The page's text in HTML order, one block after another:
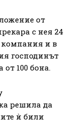
от
с нея 24
компания и в
господинът
от 100 бона.
решила да
ѝ били